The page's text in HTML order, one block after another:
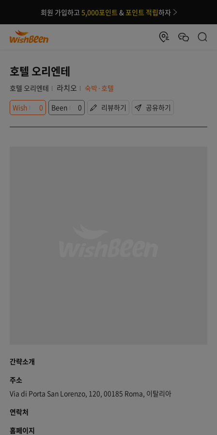
회원 가입하고 5,000포인트 &포인트 적립하자
호텔 오리엔테
호텔 오리엔테 라치오
숙박·호텔
Wish
0 Been 0 리뷰하기 공유하기
간략소개
주소
Via di Porta San Lorenzo, 120, 00185 Roma, 이탈리아
연락처
홈페이지